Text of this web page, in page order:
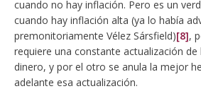
cuando no hay inflación. Pero es un
cuando hay inflación alta (ya lo había
premonitoriamente Vélez Sársfield)[8],
requiere una constante actualización de
dinero, y por el otro se anula la mejor
adelante esa actualización.